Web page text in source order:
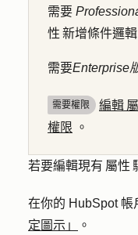
需要
性 新增條件邏輯
需要Enterprise
需要權限
編輯
權限 。
若要編輯現有 屬性
在你的 HubSpot 帳
定圖示」
。